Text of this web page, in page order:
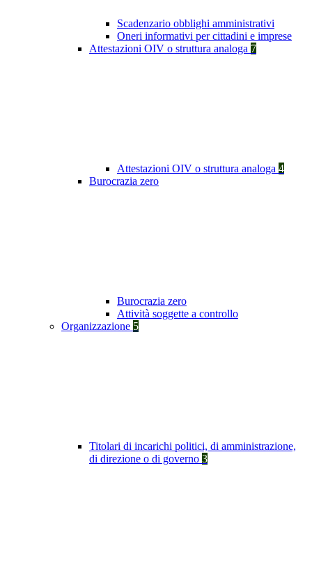
Scadenzario obblighi amministrativi
Oneri informativi per cittadini e imprese
Attestazioni OIV o struttura analoga 7
Attestazioni OIV o struttura analoga 4
Burocrazia zero
Burocrazia zero
Attività soggette a controllo
Organizzazione 5
Titolari di incarichi politici, di amministrazione,
di direzione o di governo 3